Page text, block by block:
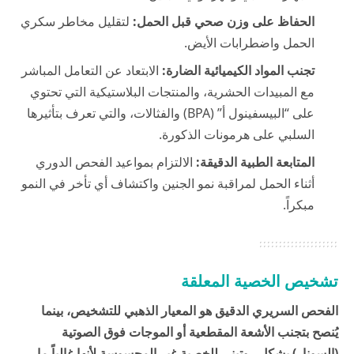
الحفاظ على وزن صحي قبل الحمل: لتقليل مخاطر سكري
الحمل واضطرابات الأيض.
تجنب المواد الكيميائية الضارة: الابتعاد عن التعامل المباشر
مع المبيدات الحشرية، والمنتجات البلاستيكية التي تحتوي
على “البيسفينول أ” (BPA) والفثالات، والتي تعرف بتأثيرها
السلبي على هرمونات الذكورة.
المتابعة الطبية الدقيقة: الالتزام بمواعيد الفحص الدوري
أثناء الحمل لمراقبة نمو الجنين واكتشاف أي تأخر في النمو
مبكراً.
تشخيص الخصية المعلقة
الفحص السريري الدقيق هو المعيار الذهبي للتشخيص، بينما
يُنصح بتجنب الأشعة المقطعية أو الموجات فوق الصوتية